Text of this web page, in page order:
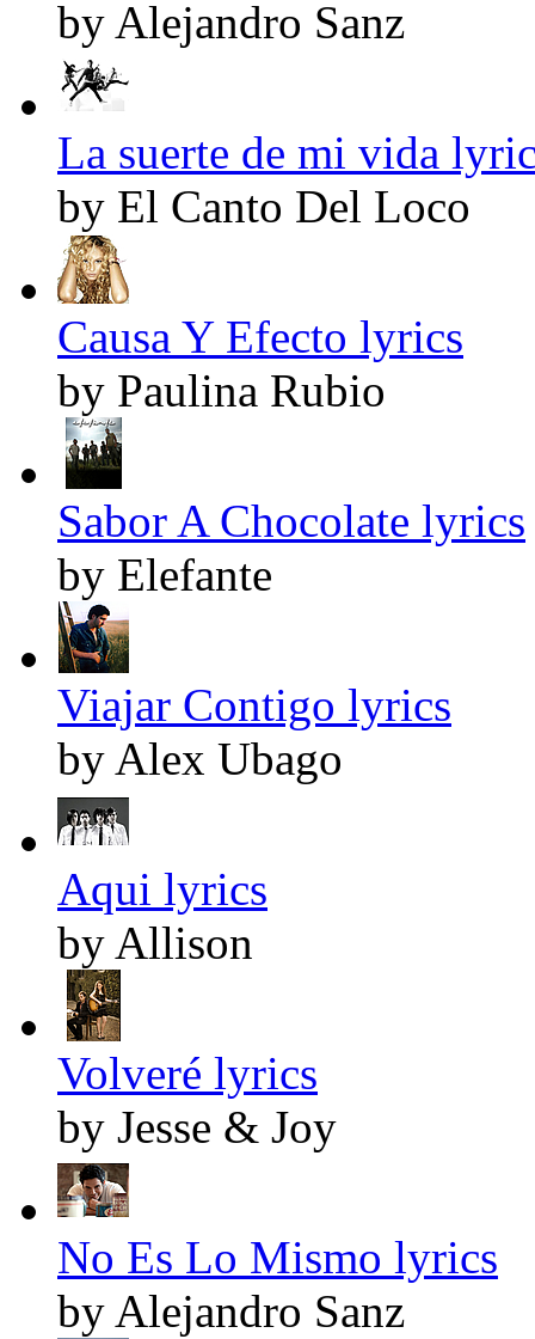
by Alejandro Sanz
La suerte de mi vida
by El Canto Del Loco
Causa Y Efecto lyrics
by Paulina Rubio
Sabor A Chocolate lyrics
by Elefante
Viajar Contigo lyrics
by Alex Ubago
Aqui lyrics
by Allison
Volveré lyrics
by Jesse & Joy
No Es Lo Mismo lyrics
by Alejandro Sanz